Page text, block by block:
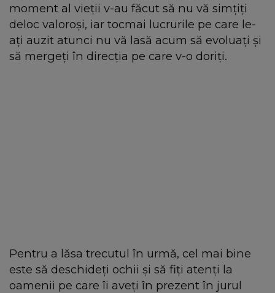
moment al vieții v-au făcut să nu vă simțiți
deloc valoroși, iar tocmai lucrurile pe care le-
ați auzit atunci nu vă lasă acum să evoluați și
să mergeți în direcția pe care v-o doriți.
Pentru a lăsa trecutul în urmă, cel mai bine
este să deschideți ochii și să fiți atenți la
oamenii pe care îi aveți în prezent în jurul